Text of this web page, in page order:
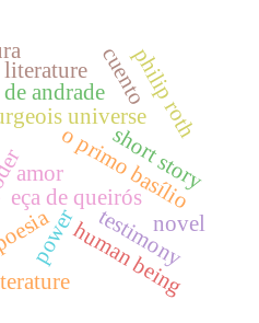
eça de queirós
o primo basílio
universe
power
amor
andrade
human being
cuento
short story
literature
testimony
philip roth
novel